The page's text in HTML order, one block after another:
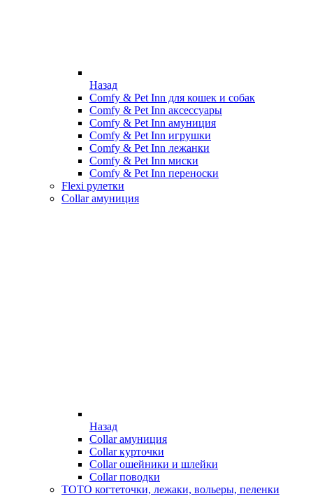
Назад
Comfy & Pet Inn для кошек и собак
Comfy & Pet Inn аксессуары
Comfy & Pet Inn амуниция
Comfy & Pet Inn игрушки
Comfy & Pet Inn лежанки
Comfy & Pet Inn миски
Comfy & Pet Inn переноски
Flexi рулетки
Collar амуниция
Назад
Collar амуниция
Collar курточки
Collar ошейники и шлейки
Collar поводки
ТОТО когтеточки, лежаки, вольеры, пеленки